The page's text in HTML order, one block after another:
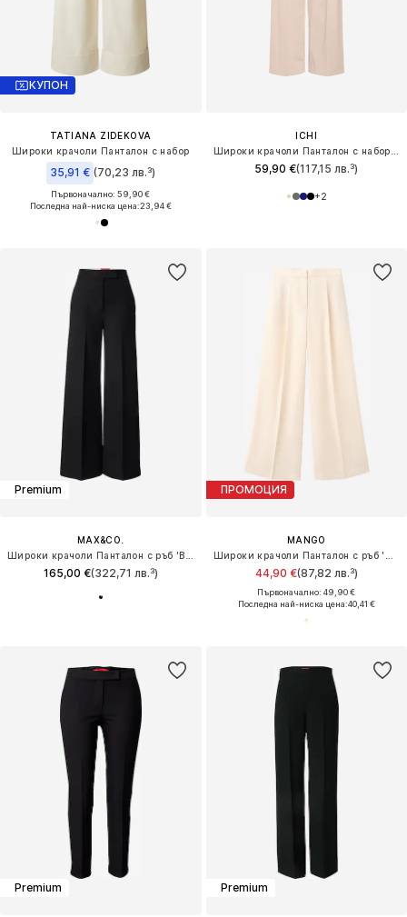
КУПОН
TATIANA ZIDEKOVA
Широки крачоли Панталон с набор
35,91 € (70,23 лв.³)
Първоначално: 59,90 €
Последна най-ниска цена:23,94 €
ICHI
59,90 €(117,15 лв.³)
+2
Premium
MAX&CO.
165,00 €(322,71 лв.³)
ПРОМОЦИЯ
MANGO
44,90 €(87,82 лв.³)
Първоначално: 49,90 €
Последна най-ниска цена:40,41 €
Premium Premium